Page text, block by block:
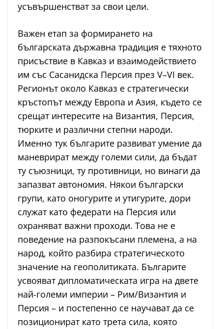
усъвършенстват за свои цели.
Важен етап за формирането на
българската държавна традиция е тяхното
присъствие в Кавказ и взаимодействието
им със Сасанидска Персия през V–VI век.
Регионът около Кавказ е стратегически
кръстопът между Европа и Азия, където се
срещат интересите на Византия, Персия,
тюрките и различни степни народи.
Именно тук българите развиват умение да
маневрират между големи сили, да бъдат
ту съюзници, ту противници, но винаги да
запазват автономия. Някои български
групи, като оногурите и утигурите, дори
служат като федерати на Персия или
охраняват важни проходи. Това не е
поведение на разпокъсани племена, а на
народ, който разбира стратегическото
значение на геополитиката. Българите
усвояват дипломатическата игра на двете
най-големи империи – Рим/Византия и
Персия – и постепенно се научават да се
позиционират като трета сила, която